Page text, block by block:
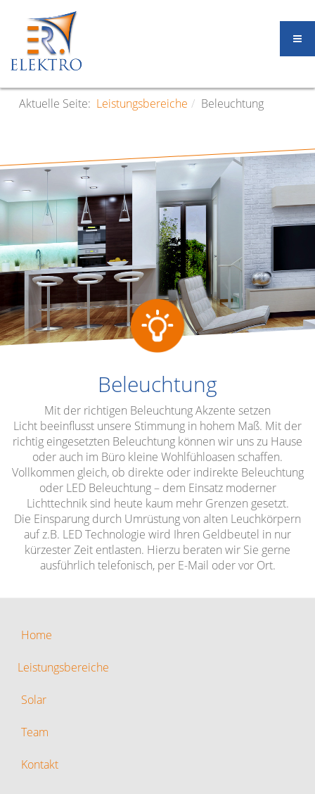
Aktuelle Seite: Leistungsbereiche Beleuchtung
Beleuchtung
Mit der richtigen Beleuchtung Akzente setzen
Licht beeinflusst unsere Stimmung in hohem Maß. Mit der
richtig eingesetzten Beleuchtung können wir uns zu Hause
oder auch im Büro kleine Wohlfühloasen schaffen.
Vollkommen gleich, ob direkte oder indirekte Beleuchtung
oder LED Beleuchtung – dem Einsatz moderner
Lichttechnik sind heute kaum mehr Grenzen gesetzt.
Die Einsparung durch Umrüstung von alten Leuchkörpern
auf z.B. LED Technologie wird Ihren Geldbeutel in nur
kürzester Zeit entlasten. Hierzu beraten wir Sie gerne
ausführlich telefonisch, per E-Mail oder vor Ort.
Home
Leistungsbereiche
Solar
Team
Kontakt